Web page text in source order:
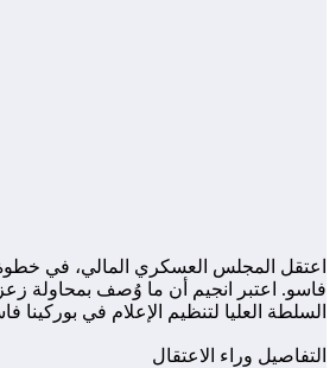
فاسو. اعتبر انجيم أن ما وُصف بمحاولة
السلطة العليا لتنظيم الإعلام في
التفاصيل وراء الاعتقال